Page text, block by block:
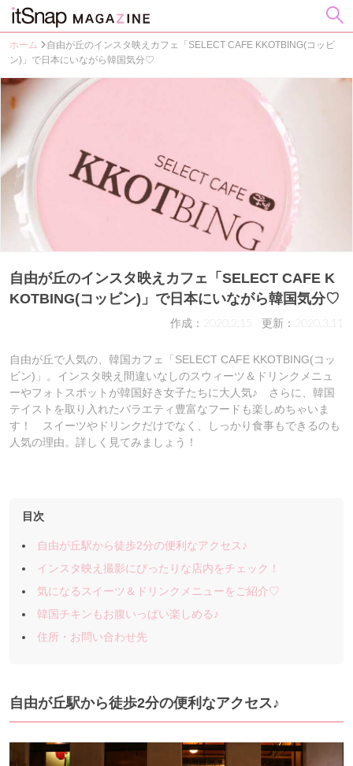
ホーム
自由が丘のインスタ映えカフェ「SELECT CAFE KKOTBING(コッビ
ン)」で日本にいながら韓国気分♡
自由が丘のインスタ映えカフェ「SELECT CAFE K
KOTBING(コッビン)」で日本にいながら韓国気分♡
作成：2020.2.15 更新：2020.3.11
自由が丘で人気の、韓国カフェ「SELECT CAFE KKOTBING(コッ
ビン)」。インスタ映え間違いなしのスウィーツ＆ドリンクメニュ
ーやフォトスポットが韓国好き女子たちに大人気♪ さらに、韓国
テイストを取り入れたバラエティ豊富なフードも楽しめちゃいま
す！ スイーツやドリンクだけでなく、しっかり食事もできるのも
人気の理由。詳しく見てみましょう！
目次
自由が丘駅から徒歩2分の便利なアクセス♪
インスタ映え撮影にぴったりな店内をチェック！
気になるスイーツ＆ドリンクメニューをご紹介♡
韓国チキンもお腹いっぱい楽しめる♪
住所・お問い合わせ先
自由が丘駅から徒歩2分の便利なアクセス♪